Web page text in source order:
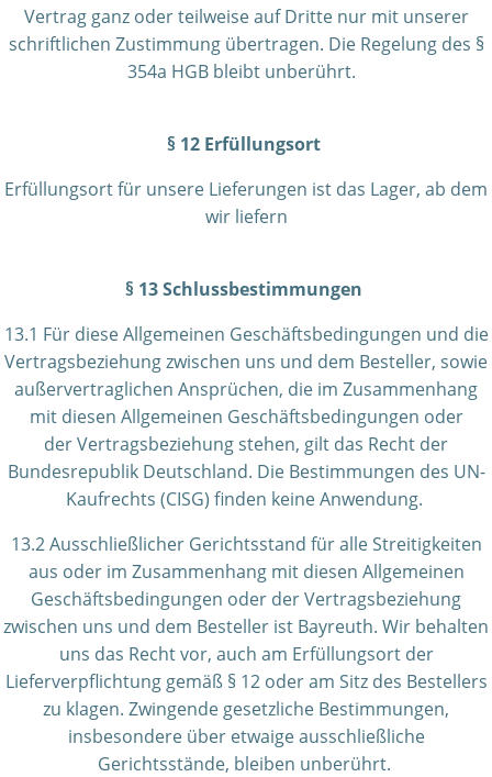
Vertrag ganz oder teilweise auf Dritte nur mit unserer
schriftlichen Zustimmung übertragen. Die Regelung des §
354a HGB bleibt unberührt.
§ 12 Erfüllungsort
Erfüllungsort für unsere Lieferungen ist das Lager, ab dem
wir liefern
§ 13 Schlussbestimmungen
13.1 Für diese Allgemeinen Geschäftsbedingungen und die
Vertragsbeziehung zwischen uns und dem Besteller, sowie
außervertraglichen Ansprüchen, die im Zusammenhang
mit diesen Allgemeinen Geschäftsbedingungen oder
der Vertragsbeziehung stehen, gilt das Recht der
Bundesrepublik Deutschland. Die Bestimmungen des UN-
Kaufrechts (CISG) finden keine Anwendung.
13.2 Ausschließlicher Gerichtsstand für alle Streitigkeiten
aus oder im Zusammenhang mit diesen Allgemeinen
Geschäftsbedingungen oder der Vertragsbeziehung
zwischen uns und dem Besteller ist Bayreuth. Wir behalten
uns das Recht vor, auch am Erfüllungsort der
Lieferverpflichtung gemäß § 12 oder am Sitz des Bestellers
zu klagen. Zwingende gesetzliche Bestimmungen,
insbesondere über etwaige ausschließliche
Gerichtsstände, bleiben unberührt.